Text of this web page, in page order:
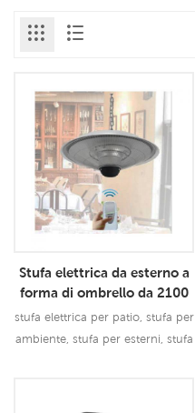
Stufa elettrica da esterno a
forma di ombrello da 2100
W
stufa elettrica per patio, stufa per
ambiente, stufa per esterni, stufa